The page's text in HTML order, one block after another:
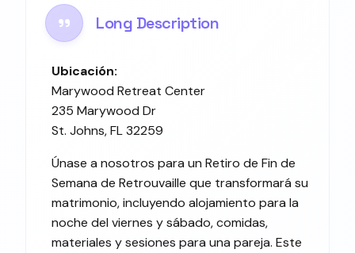
Long Description
Ubicación:
Marywood Retreat Center
235 Marywood Dr
St. Johns, FL 32259
Únase a nosotros para un Retiro de Fin de
Semana de Retrouvaille que transformará su
matrimonio, incluyendo alojamiento para la
noche del viernes y sábado, comidas,
materiales y sesiones para una pareja. Este